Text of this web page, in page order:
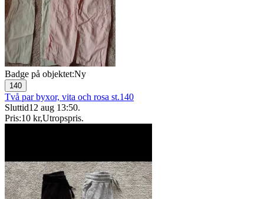
Badge på objektet:Ny
140
Två par byxor, vita och rosa st.140
Sluttid12 aug 13:50.
Pris:10 kr,Utropspris.